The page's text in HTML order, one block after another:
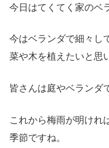
今日はてくてく家のベ
今はベランダで細々し
菜や木を植えたいと思
皆さんは庭やベランダ
これから梅雨が明けれ
季節ですね。